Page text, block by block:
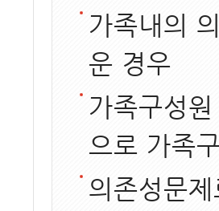
가족내의
운 경우
가족구성
으로 가족
의존성문